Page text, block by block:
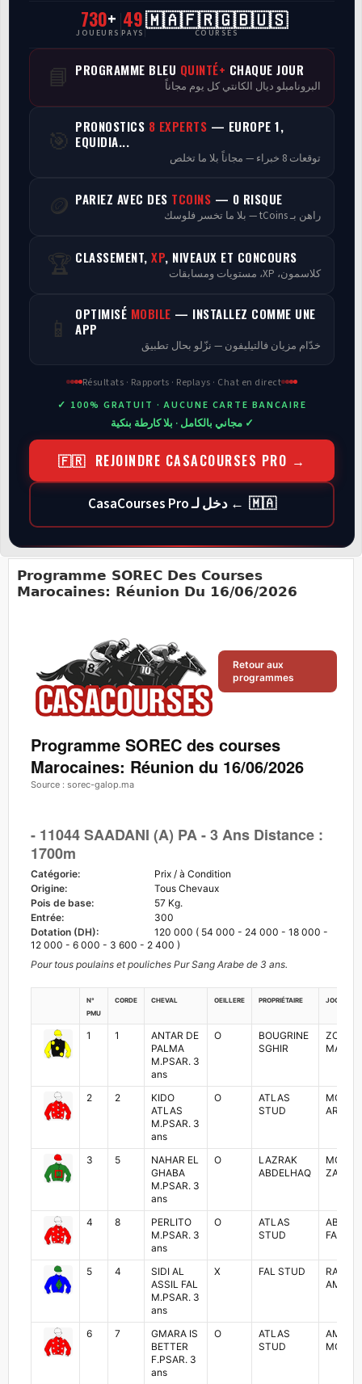
CasaCourses Pro
Resultats/Rapport CPCs
Discussion
Programmes
730+
JOUEURS
49
PAYS
🇲🇦🇫🇷🇬🇧🇺🇸
COURSES
📘 PROGRAMME BLEU QUINTÉ+ CHAQUE JOUR
البرونامبلو ديال الكانتي كل يوم مجاناً
🎯 PRONOSTICS 8 EXPERTS — EUROPE 1,
EQUIDIA...
توقعات 8 خبراء — مجاناً بلا ما تخلص
🪙 PARIEZ AVEC DES TCOINS — 0 RISQUE
راهن بـ tCoins — بلا ما تخسر فلوسك
🏆 CLASSEMENT, XP, NIVEAUX ET CONCOURS
كلاسمون، XP، مستويات ومسابقات
📱 OPTIMISÉ MOBILE — INSTALLEZ COMME UNE
APP
خدّام مزيان فالتيليفون — نزّلو بحال تطبيق
Résultats · Rapports · Replays · Chat en direct
✓ 100% GRATUIT · AUCUNE CARTE BANCAIRE
✓ مجاني بالكامل · بلا كارطة بنكية
🇫🇷 REJOINDRE CASACOURSES PRO →
🇲🇦 ← دخل لـ CasaCourses Pro
Programme SOREC Des Courses
Marocaines: Réunion Du 16/06/2026
Retour aux
programmes
Programme SOREC des courses
Marocaines: Réunion du 16/06/2026
Source : sorec-galop.ma
- 11044 SAADANI (A) PA - 3 Ans Distance :
1700m
Catégorie:
Prix / à Condition
Origine:
Tous Chevaux
Pois de base:
57 Kg.
Entrée:
300
Dotation (DH):
120 000 ( 54 000 - 24 000 - 18 000 -
12 000 - 6 000 - 3 600 - 2 400 )
Pour tous poulains et pouliches Pur Sang Arabe de 3 ans.
N°
PMU
Corde Cheval Oeillere Propriétaire Jockey
1 1
ANTAR DE
PALMA
M.PSAR. 3
ans
O
BOUGRINE
SGHIR
MADIHI
2 2
KIDO
ATLAS
M.PSAR. 3
ans
O
ATLAS
STUD
3 5
NAHAR EL
GHABA
M.PSAR. 3
ans
O
LAZRAK
ABDELHAQ
4 8
PERLITO
M.PSAR. 3
ans
O
ATLAS
STUD
5 4
SIDI AL
ASSIL FAL
M.PSAR. 3
ans
X FAL STUD
RACHID
AMENAI
6 7
GMARA IS
BETTER
F.PSAR. 3
ans
O
ATLAS
STUD
AMINE